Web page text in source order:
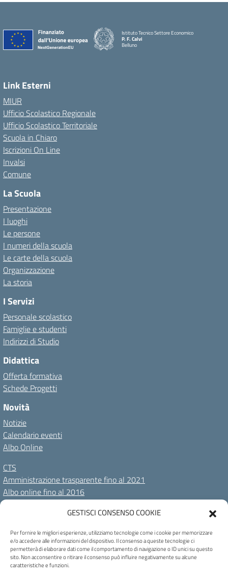
GESTISCI CONSENSO COOKIE
Per fornire le migliori esperienze, utilizziamo tecnologie come i cookie per memorizzare
e/o accedere alle informazioni del dispositivo. Il consenso a queste tecnologie ci
permetterà di elaborare dati come il comportamento di navigazione o ID unici su questo
sito. Non acconsentire o ritirare il consenso può influire negativamente su alcune
caratteristiche e funzioni.
Istituto Tecnico Settore Economico
P. F. Calvi
Belluno
Link Esterni
MIUR
Ufficio Scolastico Regionale
Ufficio Scolastico Territoriale
Scuola in Chiaro
Iscrizioni On Line
Invalsi
Comune
La Scuola
Presentazione
I luoghi
Le persone
I numeri della scuola
Le carte della scuola
Organizzazione
La storia
I Servizi
Personale scolastico
Famiglie e studenti
Indirizzi di Studio
Didattica
Offerta formativa
Schede Progetti
Novità
Notizie
Calendario eventi
Albo Online
CTS
Amministrazione trasparente fino al 2021
Albo online fino al 2016
Dichiarazione di accessibilitàCookie PolicyNote legali
Seguici su: